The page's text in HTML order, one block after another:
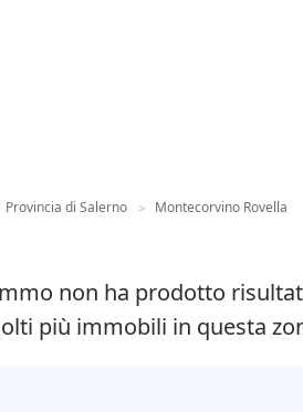
Provincia di Salerno > Montecorvino Rovella
non ha prodotto
più immobili in questa